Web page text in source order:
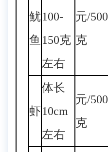
鱿
鱼
100-
150克
左右
元/500
克
虾
体长
10cm
左右
元/500
克